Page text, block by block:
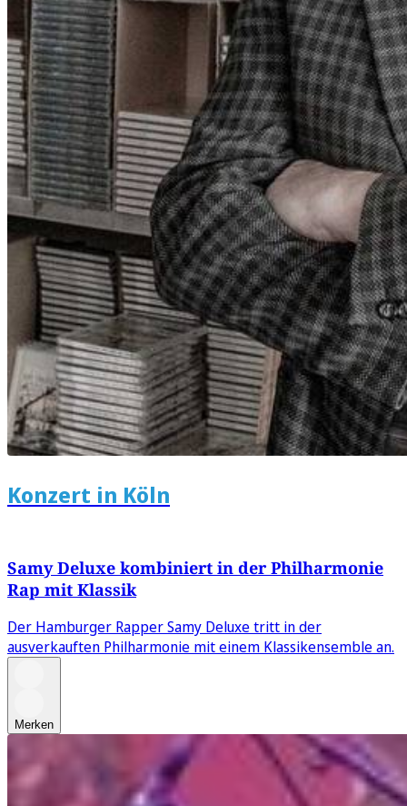
Konzert in Köln
Samy Deluxe kombiniert in der Philharmonie
Rap mit Klassik
Der Hamburger Rapper Samy Deluxe tritt in der
ausverkauften Philharmonie mit einem Klassikensemble an.
Merken